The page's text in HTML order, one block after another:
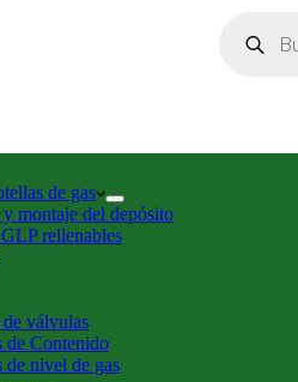
productos
de gas
montaje del depósito
rellenables
válvulas
de Contenido
de nivel de gas